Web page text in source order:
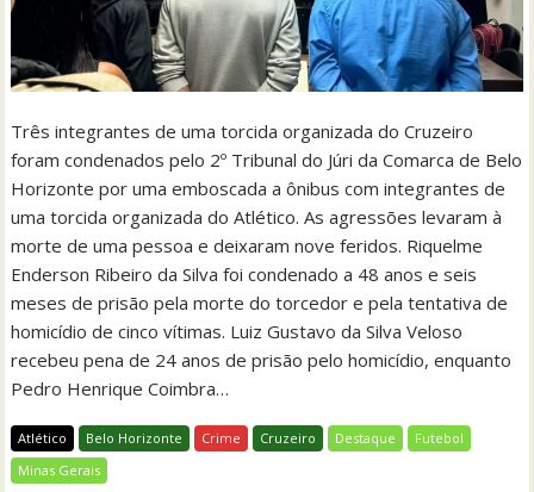
Três integrantes de uma torcida organizada do Cruzeiro
foram condenados pelo 2º Tribunal do Júri da Comarca de Belo
Horizonte por uma emboscada a ônibus com integrantes de
uma torcida organizada do Atlético. As agressões levaram à
morte de uma pessoa e deixaram nove feridos. Riquelme
Enderson Ribeiro da Silva foi condenado a 48 anos e seis
meses de prisão pela morte do torcedor e pela tentativa de
homicídio de cinco vítimas. Luiz Gustavo da Silva Veloso
recebeu pena de 24 anos de prisão pelo homicídio, enquanto
Pedro Henrique Coimbra…
Atlético Belo Horizonte Crime Cruzeiro Destaque
Futebol
Minas Gerais